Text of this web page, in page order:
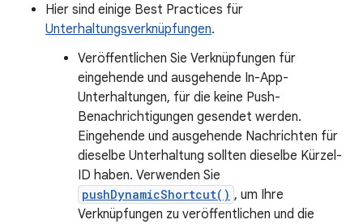
Hier sind einige Best Practices für
Unterhaltungsverknüpfungen.
Veröffentlichen Sie Verknüpfungen für
eingehende und ausgehende In-App-
Unterhaltungen, für die keine Push-
Benachrichtigungen gesendet werden.
Eingehende und ausgehende Nachrichten für
dieselbe Unterhaltung sollten dieselbe Kürzel-
ID haben. Verwenden Sie
pushDynamicShortcut() , um Ihre
Verknüpfungen zu veröffentlichen und die